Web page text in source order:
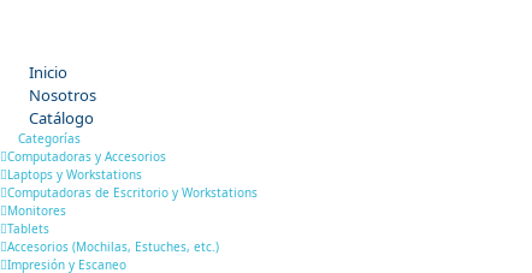
Inicio
Nosotros
Catálogo
Categorías
Computadoras y Accesorios
Laptops y Workstations
Computadoras de Escritorio y Workstations
Monitores
Tablets
Accesorios (Mochilas, Estuches, etc.)
Impresión y Escaneo